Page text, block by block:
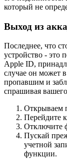
который не
Выход из
Последнее, что
устройство - это
Apple ID,
случае он может
пропавшим и
спрашивая
Открываем
Перейдите
Отключите
Пускай
учетной
функции.